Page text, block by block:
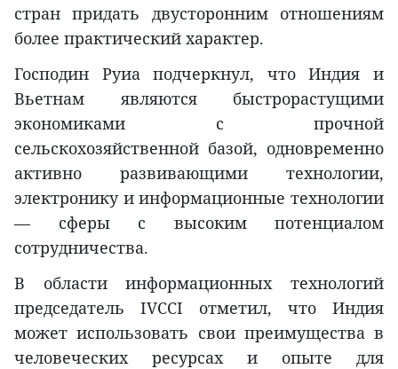
стран придать двусторонним отношениям
более практический характер.
Господин Руиа подчеркнул, что Индия и
Вьетнам являются быстрорастущими
экономиками с прочной
сельскохозяйственной базой, одновременно
активно развивающими технологии,
электронику и информационные технологии
— сферы с высоким потенциалом
сотрудничества.
В области информационных технологий
председатель IVCCI отметил, что Индия
может использовать свои преимущества в
человеческих ресурсах и опыте для